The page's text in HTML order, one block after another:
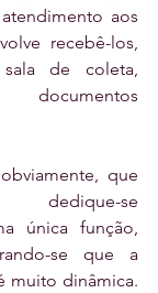
aos
recebê-los,
sala de coleta,
que
dedique-se
única função,
se que a
muito dinâmica.